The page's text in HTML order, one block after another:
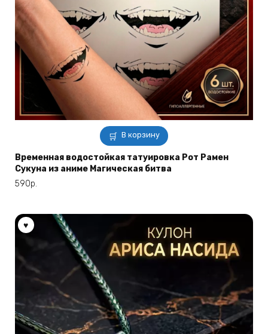
В корзину
Временная водостойкая татуировка Рот Рамен
Сукуна из аниме Магическая битва
590р.